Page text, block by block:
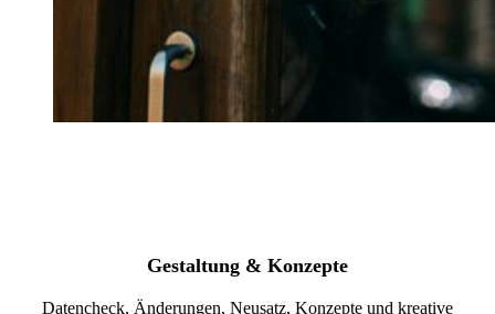
Gestaltung & Konzepte
Datencheck, Änderungen, Neusatz, Konzepte und kreative